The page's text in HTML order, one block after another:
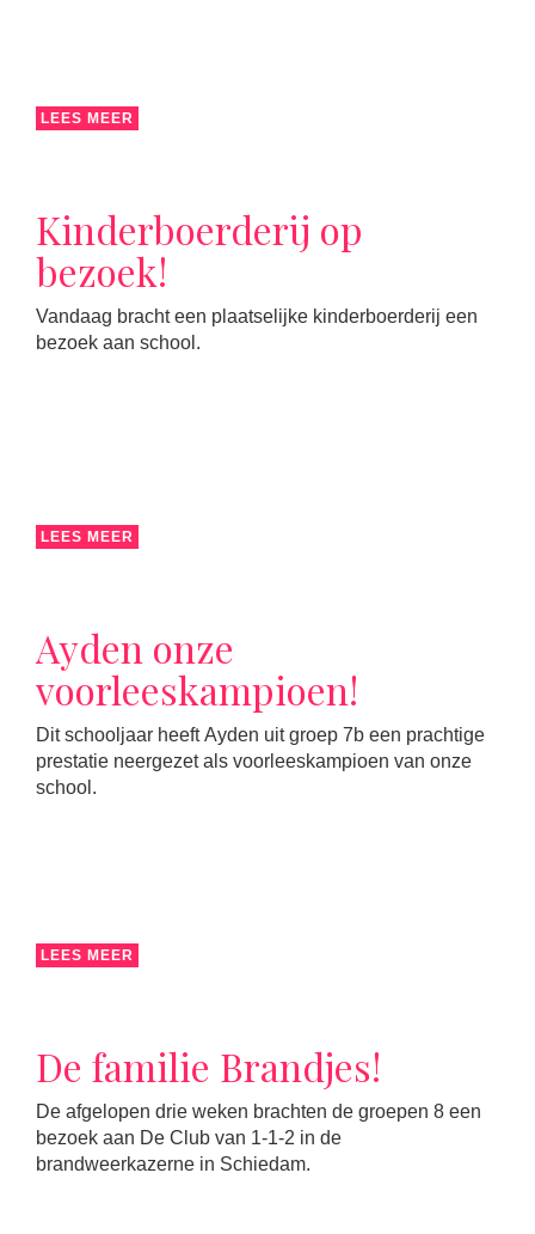
LEES MEER
Kinderboerderij op
bezoek!
Vandaag bracht een plaatselijke kinderboerderij een
bezoek aan school.
LEES MEER
Ayden onze
voorleeskampioen!
Dit schooljaar heeft Ayden uit groep 7b een prachtige
prestatie neergezet als voorleeskampioen van onze
school.
LEES MEER
De familie Brandjes!
De afgelopen drie weken brachten de groepen 8 een
bezoek aan De Club van 1-1-2 in de
brandweerkazerne in Schiedam.